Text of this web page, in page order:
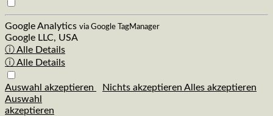
Google Analytics via Google TagManager
Google LLC, USA
ⓘ Alle Details
ⓘ Alle Details
Auswahl akzeptieren Nichts akzeptieren Alles akzeptieren
Auswahl
akzeptieren